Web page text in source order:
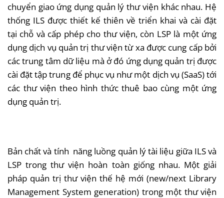
chuyển giao ứng dụng quản lý thư viện khác nhau. Hệ
thống ILS được thiết kế thiên về triển khai và cài đặt
tại chỗ và cấp phép cho thư viện, còn LSP là một ứng
dụng dịch vụ quản trị thư viện từ xa được cung cấp bởi
các trung tâm dữ liệu mà ở đó ứng dụng quản trị được
cài đặt tập trung để phục vụ như một dịch vụ (SaaS) tới
các thư viện theo hình thức thuê bao cùng một ứng
dụng quản trị.
Bản chất và tính năng luồng quản lý tài liệu giữa ILS và
LSP trong thư viện hoàn toàn giống nhau. Một giải
pháp quản trị thư viện thế hệ mới (new/next Library
Management System generation) trong một thư viện